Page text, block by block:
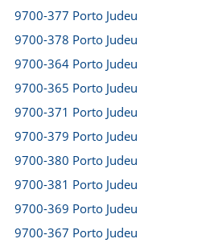
9700-377 Porto Judeu
9700-378 Porto Judeu
9700-364 Porto Judeu
9700-365 Porto Judeu
9700-371 Porto Judeu
9700-379 Porto Judeu
9700-380 Porto Judeu
9700-381 Porto Judeu
9700-369 Porto Judeu
9700-367 Porto Judeu